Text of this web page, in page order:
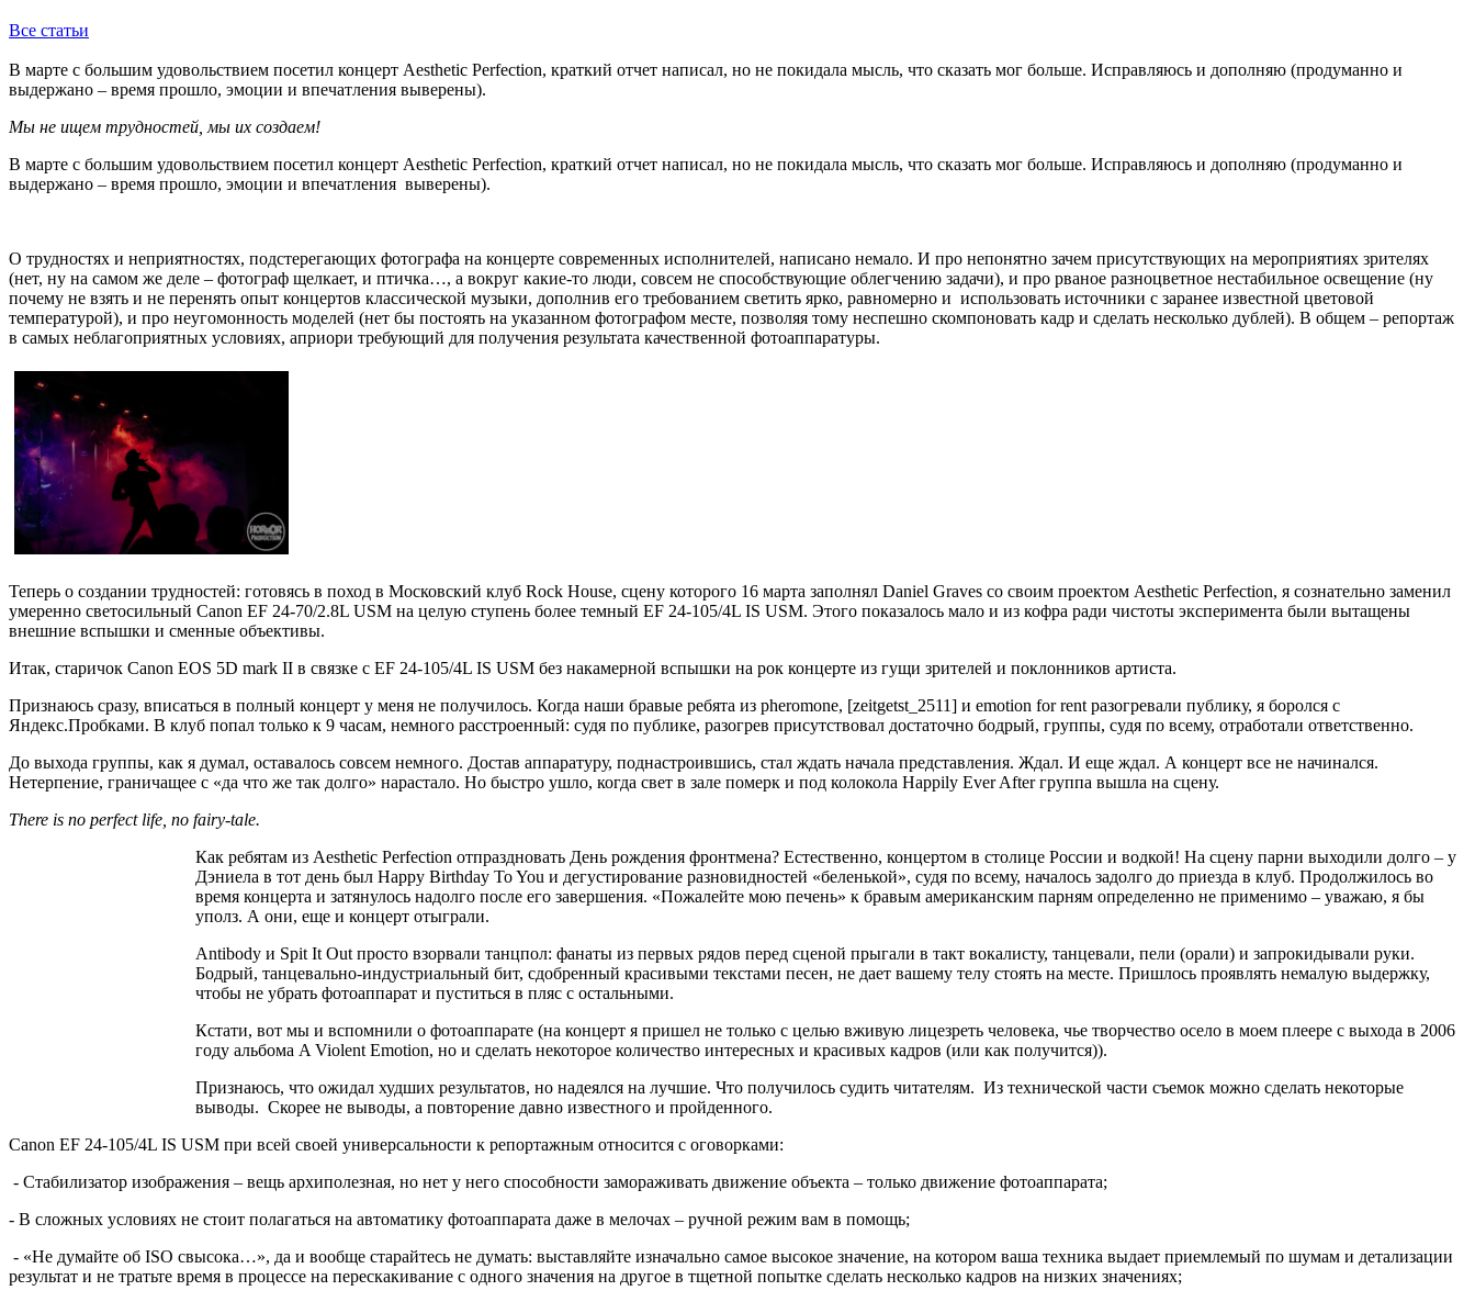
Все статьи
В марте с большим удовольствием посетил концерт Aesthetic Perfection, краткий отчет написал, но не покидала мысль, что сказать мог больше. Исправляюсь и дополняю (продуманно и
выдержано – время прошло, эмоции и впечатления выверены).
Мы не ищем трудностей, мы их создаем!
В марте с большим удовольствием посетил концерт Aesthetic Perfection, краткий отчет написал, но не покидала мысль, что сказать мог больше. Исправляюсь и дополняю (продуманно и
выдержано – время прошло, эмоции и впечатления выверены).
О трудностях и неприятностях, подстерегающих фотографа на концерте современных исполнителей, написано немало. И про непонятно зачем присутствующих на мероприятиях зрителях
(нет, ну на самом же деле – фотограф щелкает, и птичка…, а вокруг какие-то люди, совсем не способствующие облегчению задачи), и про рваное разноцветное нестабильное освещение (ну
почему не взять и не перенять опыт концертов классической музыки, дополнив его требованием светить ярко, равномерно и использовать источники с заранее известной цветовой
температурой), и про неугомонность моделей (нет бы постоять на указанном фотографом месте, позволяя тому неспешно скомпоновать кадр и сделать несколько дублей). В общем – репортаж
в самых неблагоприятных условиях, априори требующий для получения результата качественной фотоаппаратуры.
Теперь о создании трудностей: готовясь в поход в Московский клуб Rock House, сцену которого 16 марта заполнял Daniel Graves со своим проектом Aesthetic Perfection, я сознательно заменил
умеренно светосильный Canon EF 24-70/2.8L USM на целую ступень более темный EF 24-105/4L IS USM. Этого показалось мало и из кофра ради чистоты эксперимента были вытащены
внешние вспышки и сменные объективы.
Итак, старичок Canon EOS 5D mark II в связке с EF 24-105/4L IS USM без накамерной вспышки на рок концерте из гущи зрителей и поклонников артиста.
Признаюсь сразу, вписаться в полный концерт у меня не получилось. Когда наши бравые ребята из pheromone, [zeitgetst_2511] и emotion for rent разогревали публику, я боролся с
Яндекс.Пробками. В клуб попал только к 9 часам, немного расстроенный: судя по публике, разогрев присутствовал достаточно бодрый, группы, судя по всему, отработали ответственно.
До выхода группы, как я думал, оставалось совсем немного. Достав аппаратуру, поднастроившись, стал ждать начала представления. Ждал. И еще ждал. А концерт все не начинался.
Нетерпение, граничащее с «да что же так долго» нарастало. Но быстро ушло, когда свет в зале померк и под колокола Happily Ever After группа вышла на сцену.
There is no perfect life, no fairy-tale.
Как ребятам из Aesthetic Perfection отпраздновать День рождения фронтмена? Естественно, концертом в столице России и водкой! На сцену парни выходили долго – у
Дэниела в тот день был Happy Birthday To You и дегустирование разновидностей «беленькой», судя по всему, началось задолго до приезда в клуб. Продолжилось во
время концерта и затянулось надолго после его завершения. «Пожалейте мою печень» к бравым американским парням определенно не применимо – уважаю, я бы
уполз. А они, еще и концерт отыграли.
Antibody и Spit It Out просто взорвали танцпол: фанаты из первых рядов перед сценой прыгали в такт вокалисту, танцевали, пели (орали) и запрокидывали руки.
Бодрый, танцевально-индустриальный бит, сдобренный красивыми текстами песен, не дает вашему телу стоять на месте. Пришлось проявлять немалую выдержку,
чтобы не убрать фотоаппарат и пуститься в пляс с остальными.
Кстати, вот мы и вспомнили о фотоаппарате (на концерт я пришел не только с целью вживую лицезреть человека, чье творчество осело в моем плеере с выхода в 2006
году альбома A Violent Emotion, но и сделать некоторое количество интересных и красивых кадров (или как получится)).
Признаюсь, что ожидал худших результатов, но надеялся на лучшие. Что получилось судить читателям. Из технической части съемок можно сделать некоторые
выводы. Скорее не выводы, а повторение давно известного и пройденного.
Canon EF 24-105/4L IS USM при всей своей универсальности к репортажным относится с оговорками:
- Стабилизатор изображения – вещь архиполезная, но нет у него способности замораживать движение объекта – только движение фотоаппарата;
- В сложных условиях не стоит полагаться на автоматику фотоаппарата даже в мелочах – ручной режим вам в помощь;
- «Не думайте об ISO свысока…», да и вообще старайтесь не думать: выставляйте изначально самое высокое значение, на котором ваша техника выдает приемлемый по шумам и детализации
результат и не тратьте время в процессе на перескакивание с одного значения на другое в тщетной попытке сделать несколько кадров на низких значениях;